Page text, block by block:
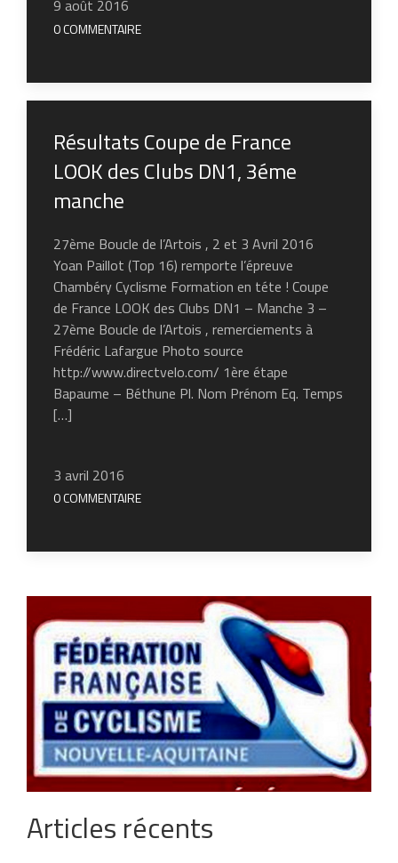
9 août 2016
0 COMMENTAIRE
Résultats Coupe de France
LOOK des Clubs DN1, 3éme
manche
27ème Boucle de l’Artois , 2 et 3 Avril 2016
Yoan Paillot (Top 16) remporte l’épreuve
Chambéry Cyclisme Formation en téte ! Coupe
de France LOOK des Clubs DN1 – Manche 3 –
27ème Boucle de l’Artois , remerciements à
Frédéric Lafargue Photo source
http://www.directvelo.com/ 1ère étape
Bapaume – Béthune Pl. Nom Prénom Eq. Temps
[…]
3 avril 2016
0 COMMENTAIRE
Articles récents